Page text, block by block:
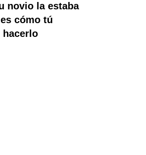
novio la estaba
cómo tú
hacerlo